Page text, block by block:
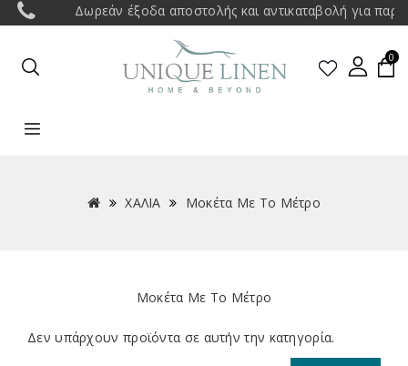
Δωρεάν έξοδα αποστολής και αντικαταβολή για
0
ΧΑΛΙΑ Μοκέτα Με Το Μέτρο
Μοκέτα Με Το Μέτρο
Δεν υπάρχουν προϊόντα σε αυτήν την κατηγορία.